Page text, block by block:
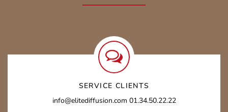
SERVICE CLIENTS
info@elitediffusion.com 01.34.50.22.22